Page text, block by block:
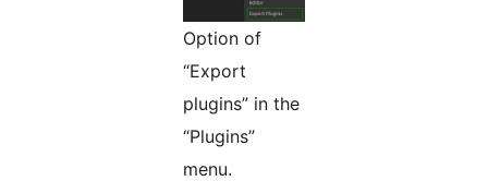
Option of
“Export
plugins” in the
“Plugins”
menu.